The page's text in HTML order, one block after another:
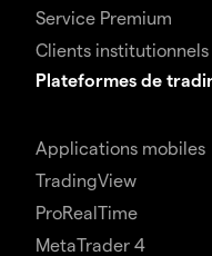
Service Premium
Clients institutionnels
Plateformes de
Applications mobiles
TradingView
ProRealTime
MetaTrader 4